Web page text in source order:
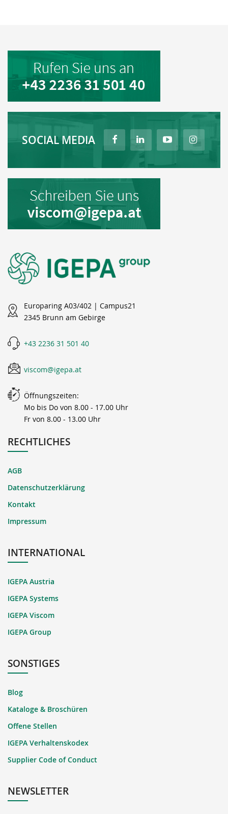
SOCIAL MEDIA
Europaring A03/402 | Campus21
2345 Brunn am Gebirge
+43 2236 31 501 40
viscom@igepa.at
Öffnungszeiten:
Mo bis Do von 8.00 - 17.00 Uhr
Fr von 8.00 - 13.00 Uhr
RECHTLICHES
AGB
Datenschutzerklärung
Kontakt
Impressum
INTERNATIONAL
IGEPA Austria
IGEPA Systems
IGEPA Viscom
IGEPA Group
SONSTIGES
Blog
Kataloge & Broschüren
Offene Stellen
IGEPA Verhaltenskodex
Supplier Code of Conduct
NEWSLETTER